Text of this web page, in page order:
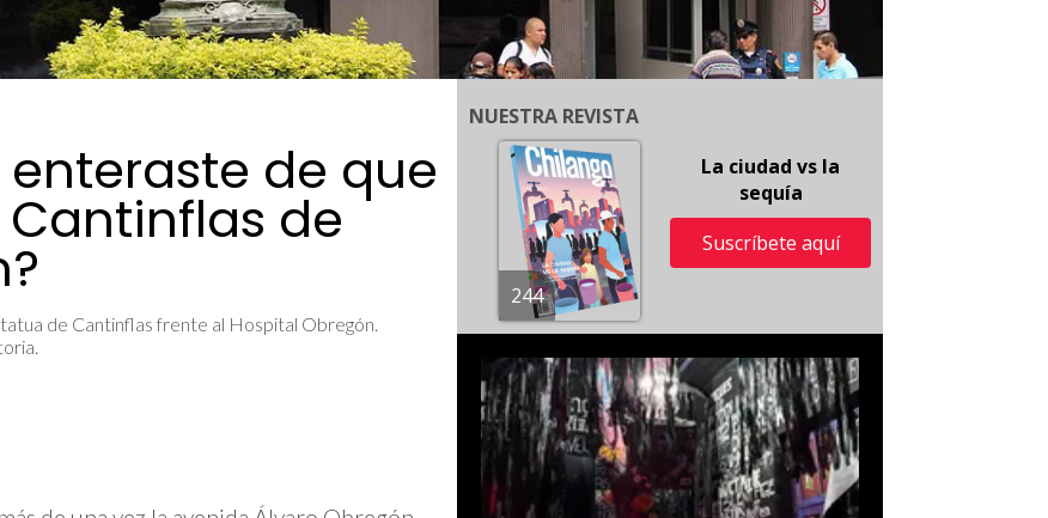
de que
de
de Cantinflas frente al Hospital Obregón.
NUESTRA REVISTA
244
La ciudad vs la
sequía
Suscríbete aquí